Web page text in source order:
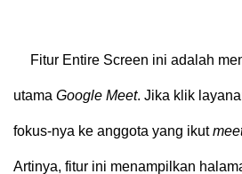
Fitur Entire Screen ini adalah
utama Google Meet. Jika klik
fokus-nya ke anggota yang ikut
Artinya, fitur ini menampilkan